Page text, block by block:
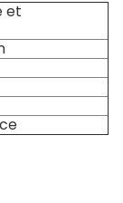
et